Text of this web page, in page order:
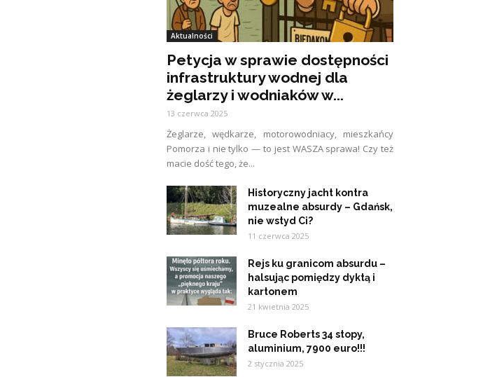
Aktualności
Petycja w sprawie dostępności
infrastruktury wodnej dla
żeglarzy i wodniaków w...
13 czerwca 2025
Żeglarze, wędkarze, motorowodniacy, mieszkańcy
Pomorza i nie tylko — to jest WASZA sprawa! Czy też
macie dość tego, że...
Historyczny jacht kontra
muzealne absurdy – Gdańsk,
nie wstyd Ci?
11 czerwca 2025
Rejs ku granicom absurdu –
halsując pomiędzy dyktą i
kartonem
21 kwietnia 2025
Bruce Roberts 34 stopy,
aluminium, 7900 euro!!!
2 stycznia 2025